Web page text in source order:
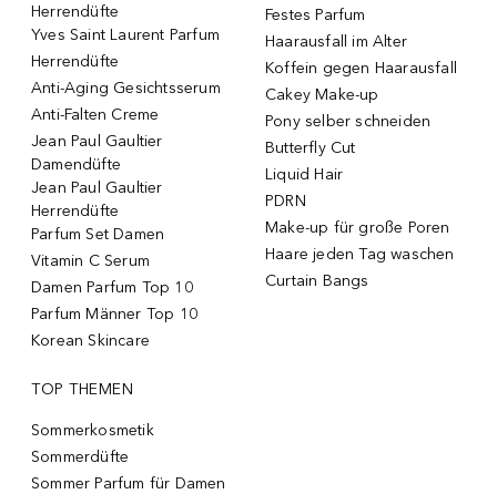
Herrendüfte
Yves Saint Laurent Parfum
Herrendüfte
Anti-Aging Gesichtsserum
Anti-Falten Creme
Jean Paul Gaultier
Damendüfte
Jean Paul Gaultier
Herrendüfte
Parfum Set Damen
Vitamin C Serum
Damen Parfum Top 10
Parfum Männer Top 10
Korean Skincare
Festes Parfum
Haarausfall im Alter
Koffein gegen Haarausfall
Cakey Make-up
Pony selber schneiden
Butterfly Cut
Liquid Hair
PDRN
Make-up für große Poren
Haare jeden Tag waschen
Curtain Bangs
TOP THEMEN
Sommerkosmetik
Sommerdüfte
Sommer Parfum für Damen